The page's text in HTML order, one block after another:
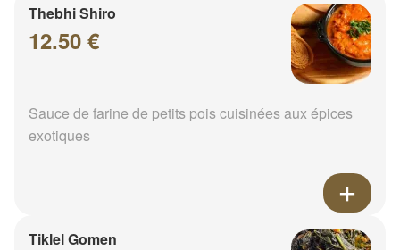
Thebhi Shiro
12.50 €
Sauce de farine de petits pois cuisinées aux épices
exotiques
Tiklel Gomen